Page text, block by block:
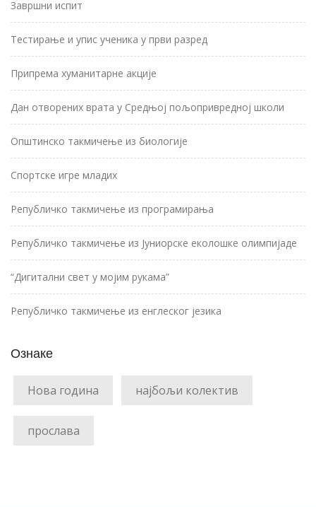
Завршни испит
Тестирање и упис ученика у први разред
Припрема хуманитарне акције
Дан отворених врата у Средњој пољопривредној школи
Општинско такмичење из биологије
Спортске игре младих
Републичко такмичење из програмирања
Републичко такмичење из Јуниорске еколошке олимпијаде
“Дигитални свет у мојим рукама”
Републичко такмичење из енглеског језика
Ознаке
Нова година најбољи колектив
прослава